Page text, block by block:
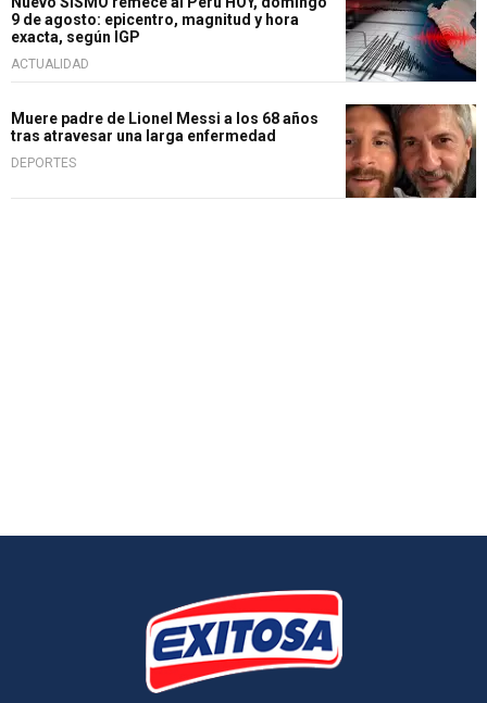
9 de agosto: epicentro, magnitud y hora
exacta, según IGP
ACTUALIDAD
Muere padre de Lionel Messi a los 68 años
tras atravesar una larga enfermedad
DEPORTES